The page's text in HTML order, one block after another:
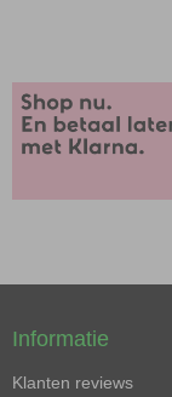
Informatie
Klanten reviews